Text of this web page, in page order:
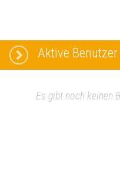
Aktive Benutzer
Es gibt noch keinen